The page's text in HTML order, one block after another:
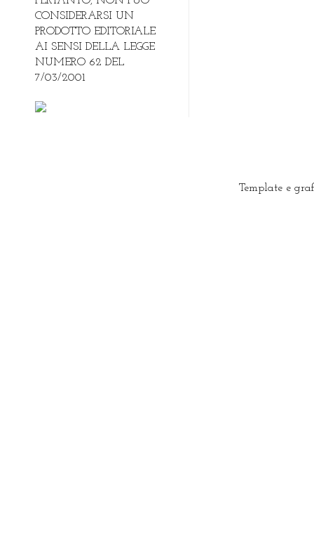
CONSIDERARSI UN
PRODOTTO EDITORIALE
AI SENSI DELLA LEGGE
NUMERO 62 DEL
7/03/2001
Template e